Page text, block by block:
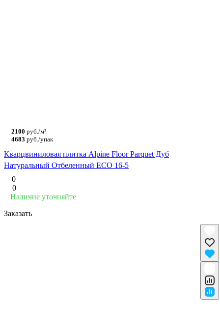
2100 руб./м²
4683 руб./упак
Кварцвиниловая плитка Alpine Floor Parquet Дуб
Натуральный Отбеленный ECO 16-5
0
0
Наличие уточняйте
Заказать